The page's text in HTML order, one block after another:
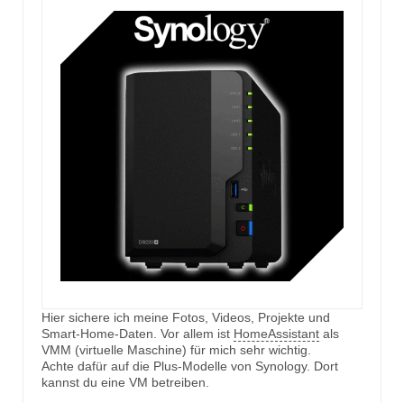
Hier sichere ich meine Fotos, Videos, Projekte und
Smart-Home-Daten. Vor allem ist HomeAssistant als
VMM (virtuelle Maschine) für mich sehr wichtig.
Achte dafür auf die Plus-Modelle von Synology. Dort
kannst du eine VM betreiben.